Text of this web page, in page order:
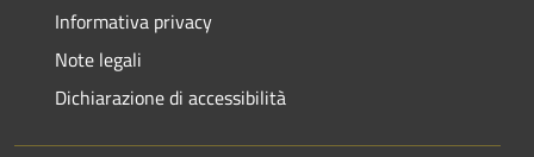
Informativa privacy
Note legali
Dichiarazione di accessibilità